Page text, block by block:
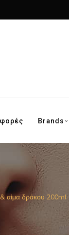
Brands
αίμα δράκου 200ml